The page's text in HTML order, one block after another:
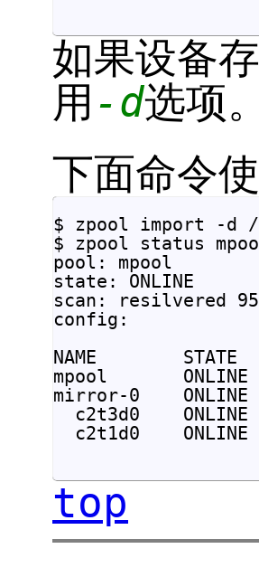
如果设备
用 -d选项。
下面命令
$ zpool import -d /
$ zpool status
pool: mpool
state: ONLINE
scan: resilvered
config:
NAME        STATE
mpool
mirror-0
c2t3d0    ONLINE
c2t1d0    ONLINE
top